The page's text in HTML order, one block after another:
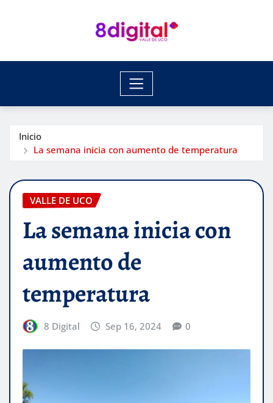
Inicio
La semana inicia con aumento de temperatura
VALLE DE UCO
La semana inicia con
aumento de
temperatura
8 Digital Sep 16, 2024 0